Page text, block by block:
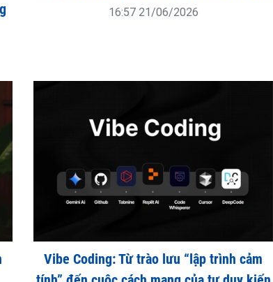
16:57 21/06/2026
Vibe Coding: Từ trào lưu “lập trình cảm